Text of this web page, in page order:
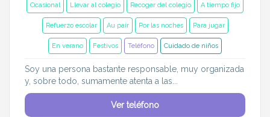
Ocasional Llevar al colegio Recoger del colegio A tiempo fijo
Refuerzo escolar Au pair Por las noches Para jugar
En verano Festivos Teléfono Cuidado de niños
Soy una persona bastante responsable, muy organizada
y, sobre todo, sumamente atenta a las...
Ver teléfono